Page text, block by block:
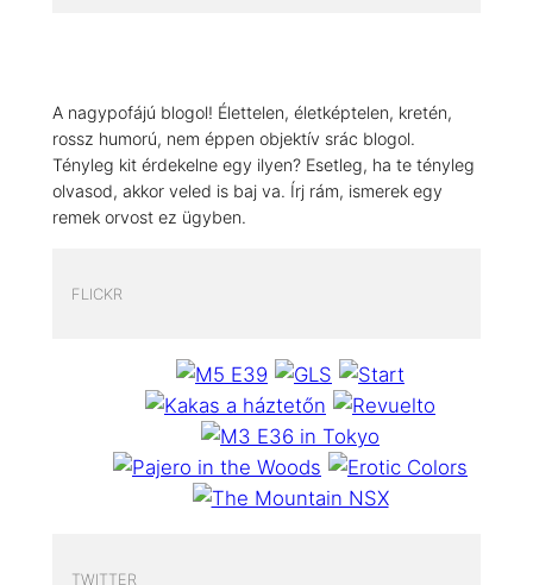
A nagypofájú blogol! Élettelen, életképtelen, kretén,
rossz humorú, nem éppen objektív srác blogol.
Tényleg kit érdekelne egy ilyen? Esetleg, ha te tényleg
olvasod, akkor veled is baj va. Írj rám, ismerek egy
remek orvost ez ügyben.
FLICKR
TWITTER